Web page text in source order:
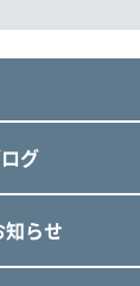
グ
らせ